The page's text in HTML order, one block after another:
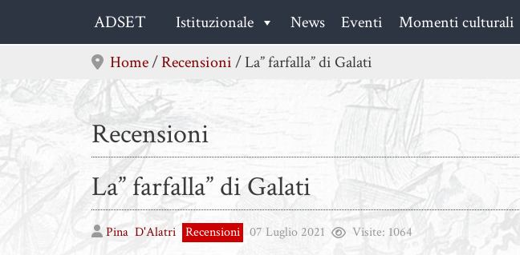
ADSET Istituzionale News Eventi Momenti culturali
Home/Recensioni/La” farfalla” di Galati
Recensioni
La” farfalla” di Galati
Pina D'Alatri Recensioni 07 Luglio 2021 Visite: 1064